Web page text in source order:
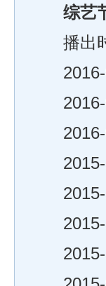
综艺
播出时
2016-
2016-
2016-
2015-
2015-
2015-
2015-